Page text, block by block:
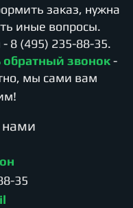
заказ, нужна
иные вопросы.
- 8 (495) 235-88-35.
обратный звонок -
мы сами вам
нами
35